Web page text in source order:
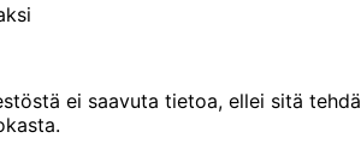
ei saavuta tietoa, ellei sitä